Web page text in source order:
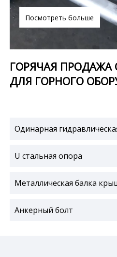
Посмотреть больше
Одинарная
U стальная опора
Металлическая балка
Анкерный болт
ГОРЯЧАЯ
ДЛЯ ГОРНОГО